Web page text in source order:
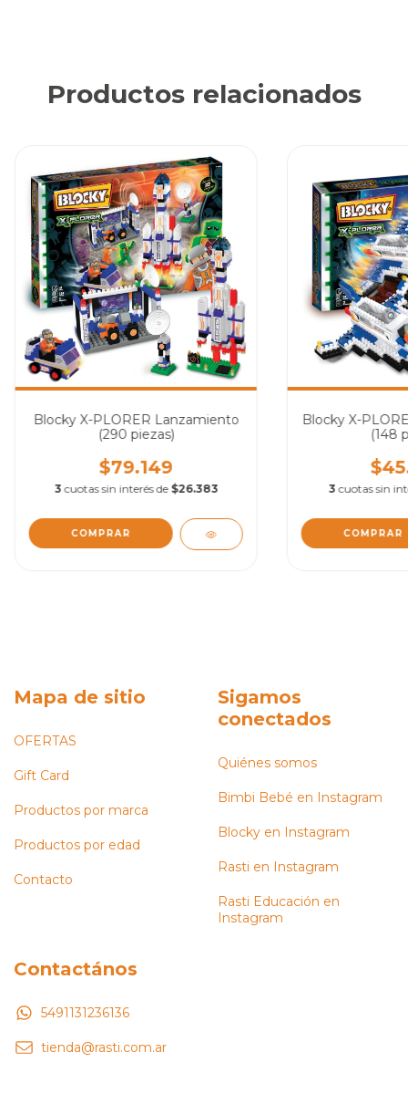
Productos relacionados
Blocky X-PLORER Lanzamiento
(290 piezas)
$79.149
3 cuotas sin interés de $26.383
Blocky X-
(148
3 cuotas sin
Mapa de sitio
OFERTAS
Gift Card
Productos por marca
Productos por edad
Contacto
Sigamos
conectados
Quiénes somos
Bimbi Bebé en Instagram
Blocky en Instagram
Rasti en Instagram
Rasti Educación en
Instagram
Contactános
5491131236136
tienda@rasti.com.ar